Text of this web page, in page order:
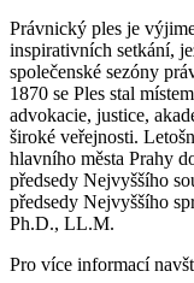
Právnický ples je
inspirativních setkání,
společenské sezóny
1870 se Ples stal
advokacie, justice,
široké veřejnosti.
hlavního města Prahy
předsedy Nejvyššího
předsedy Nejvyššího
Ph.D., LL.M.
Pro více informací